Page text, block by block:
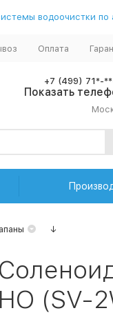
водоочистки по
Оплата
+7 (499) 71*-
Показать
↓
НО (SV-